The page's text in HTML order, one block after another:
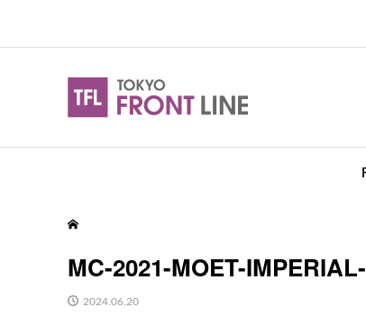
MC-2021-MOET-
2024.06.20